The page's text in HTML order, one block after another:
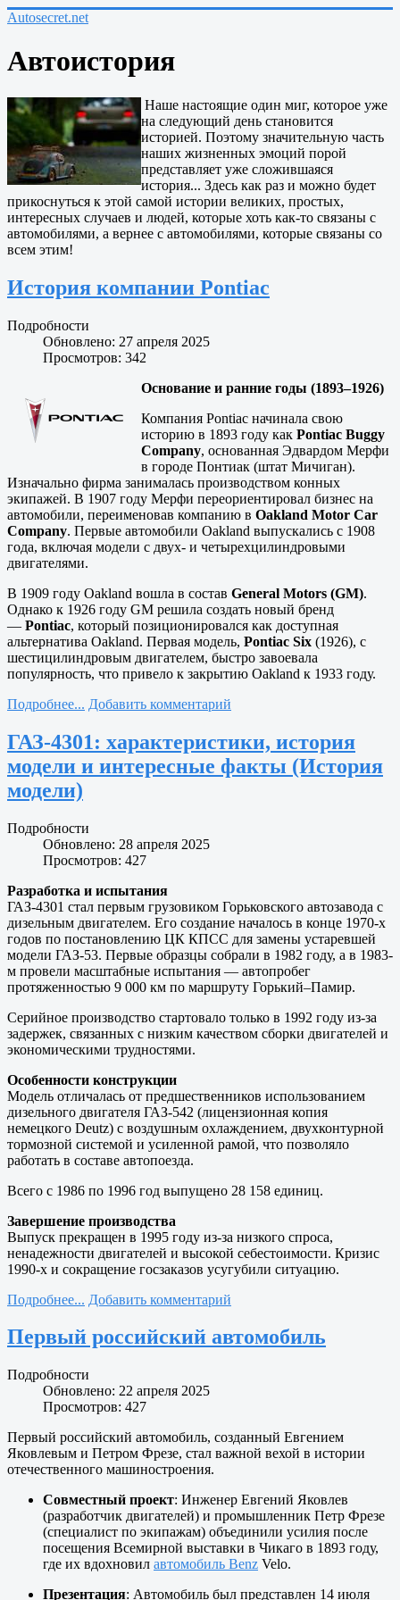
Autosecret.net
Автоистория
Наше настоящие один миг, которое уже
на следующий день становится
историей. Поэтому значительную часть
наших жизненных эмоций порой
представляет уже сложившаяся
история... Здесь как раз и можно будет
прикоснуться к этой самой истории великих, простых,
интересных случаев и людей, которые хоть как-то связаны с
автомобилями, а вернее с автомобилями, которые связаны со
всем этим!
История компании Pontiac
Подробности
Обновлено: 27 апреля 2025
Просмотров: 342
Основание и ранние годы (1893–1926)
Компания Pontiac начинала свою
историю в 1893 году как Pontiac Buggy
Company, основанная Эдвардом Мерфи
в городе Понтиак (штат Мичиган).
Изначально фирма занималась производством конных
экипажей. В 1907 году Мерфи переориентировал бизнес на
автомобили, переименовав компанию в Oakland Motor Car
Company. Первые автомобили Oakland выпускались с 1908
года, включая модели с двух- и четырехцилиндровыми
двигателями.
В 1909 году Oakland вошла в состав General Motors (GM).
Однако к 1926 году GM решила создать новый бренд
— Pontiac, который позиционировался как доступная
альтернатива Oakland. Первая модель, Pontiac Six (1926), с
шестицилиндровым двигателем, быстро завоевала
популярность, что привело к закрытию Oakland к 1933 году.
Подробнее... Добавить комментарий
ГАЗ-4301: характеристики, история
модели и интересные факты (История
модели)
Подробности
Обновлено: 28 апреля 2025
Просмотров: 427
Разработка и испытания
ГАЗ-4301 стал первым грузовиком Горьковского автозавода с
дизельным двигателем. Его создание началось в конце 1970-х
годов по постановлению ЦК КПСС для замены устаревшей
модели ГАЗ-53. Первые образцы собрали в 1982 году, а в 1983-
м провели масштабные испытания — автопробег
протяженностью 9 000 км по маршруту Горький–Памир.
Серийное производство стартовало только в 1992 году из-за
задержек, связанных с низким качеством сборки двигателей и
экономическими трудностями.
Особенности конструкции
Модель отличалась от предшественников использованием
дизельного двигателя ГАЗ-542 (лицензионная копия
немецкого Deutz) с воздушным охлаждением, двухконтурной
тормозной системой и усиленной рамой, что позволяло
работать в составе автопоезда.
Всего с 1986 по 1996 год выпущено 28 158 единиц.
Завершение производства
Выпуск прекращен в 1995 году из-за низкого спроса,
ненадежности двигателей и высокой себестоимости. Кризис
1990-х и сокращение госзаказов усугубили ситуацию.
Подробнее... Добавить комментарий
Первый российский автомобиль
Подробности
Обновлено: 22 апреля 2025
Просмотров: 427
Первый российский автомобиль, созданный Евгением
Яковлевым и Петром Фрезе, стал важной вехой в истории
отечественного машиностроения.
Совместный проект: Инженер Евгений Яковлев
(разработчик двигателей) и промышленник Петр Фрезе
(специалист по экипажам) объединили усилия после
посещения Всемирной выставки в Чикаго в 1893 году,
где их вдохновил автомобиль Benz Velo.
Презентация: Автомобиль был представлен 14 июля